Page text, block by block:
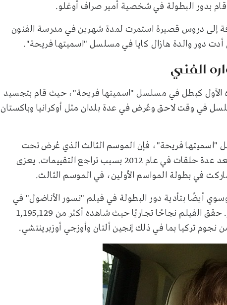
بدور البطولة في شخصية أمير صراف أوغلو.
إلى دروس قصيرة استمرت لمدة شهرين في مدرسة الفنون
الفني
الأول كبطل في مسلسل "اسميتها فريحة"، حيث قام بتجسيد
في وقت لاحق وعُرض في عدة بلدان مثل أوكرانيا وباكستان
"اسميتها فريحة"، فإن الموسم الثالث الذي عُرض تحت
عنوان "طريق أمير" لم يحقق نفس النجاح وتم إلغاؤه بعد عدة حلقات في عام 2012 بسبب تراجع التقييمات. يعزى
في بطولة المواسم الأولين، في الموسم الثالث.
أيضًا بتأدية دور البطولة في فيلم "نسور الأناضول" في
عام 2011، حيث جسد شخصية الملازم أول أحمد أونور. حقق الفيلم نجاحًا تجاريًا حيث شاهده أكثر من 1,195,129
تركيا بما في ذلك إنجين ألتان وأوزجي أوزبرينتشي.